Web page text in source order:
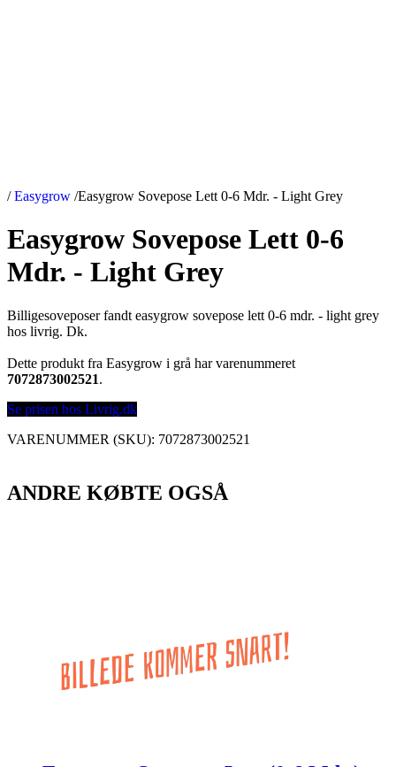
/ Easygrow /Easygrow Sovepose Lett 0-6 Mdr. - Light Grey
Easygrow Sovepose Lett 0-6
Mdr. - Light Grey
Billigesoveposer fandt easygrow sovepose lett 0-6 mdr. - light grey
hos livrig. Dk.
Dette produkt fra Easygrow i grå har varenummeret
7072873002521.
Se prisen hos Livrig.dk
VARENUMMER (SKU): 7072873002521
ANDRE KØBTE OGSÅ